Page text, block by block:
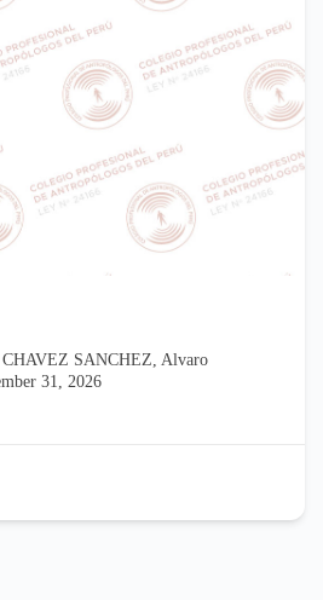
SANCHEZ, Alvaro
31, 2026